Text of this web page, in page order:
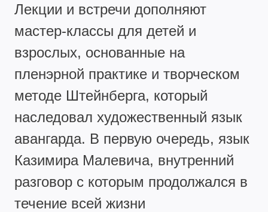
Лекции и встречи дополняют
мастер-классы для детей и
взрослых, основанные на
пленэрной практике и творческом
методе Штейнберга, который
наследовал художественный язык
авангарда. В первую очередь, язык
Казимира Малевича, внутренний
разговор с которым продолжался в
течение всей жизни